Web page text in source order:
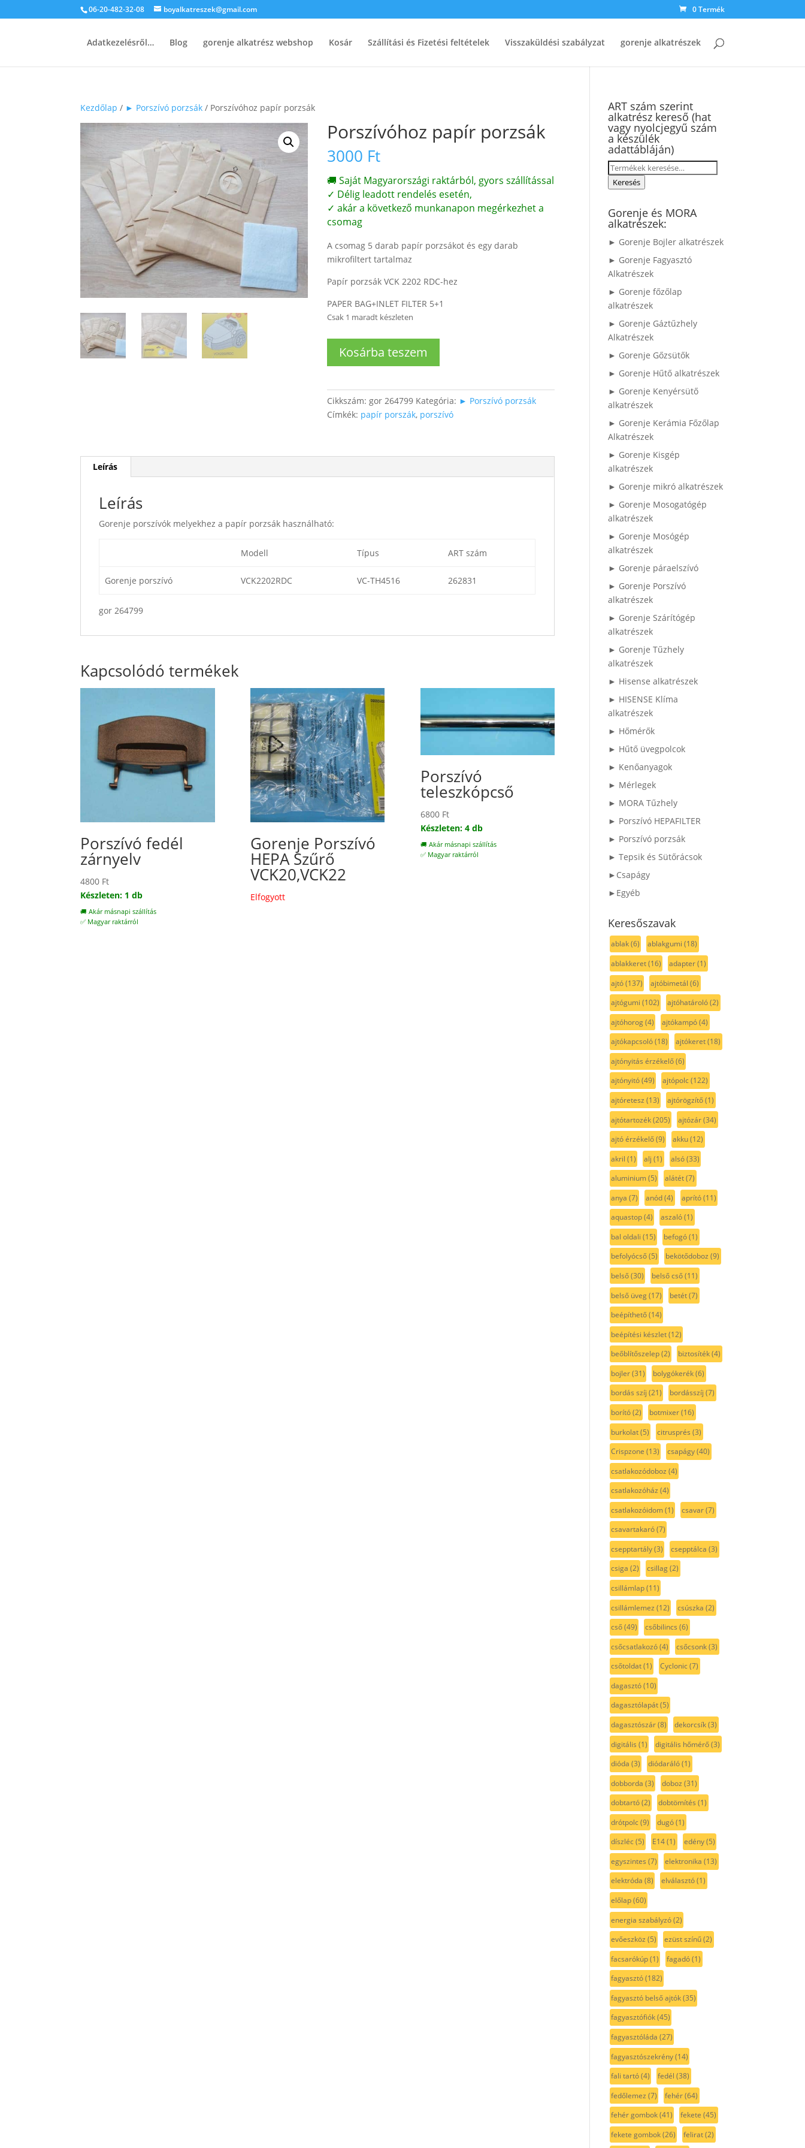
06-20-482-32-08 boyalkatreszek@gmail.com 0 Termék
Adatkezelésről… Blog gorenje alkatrész webshop Kosár Szállítási és Fizetési feltételek Visszaküldési szabályzat gorenje alkatrészek
Kezdőlap / ► Porszívó porzsák / Porszívóhoz papír porzsák
Porszívóhoz papír porzsák
3000 Ft
🚚 Saját Magyarországi raktárból, gyors szállítással
✓ Délig leadott rendelés esetén,
✓ akár a következő munkanapon megérkezhet a
csomag
A csomag 5 darab papír porzsákot és egy darab
mikrofiltert tartalmaz
Papír porzsák VCK 2202 RDC-hez
PAPER BAG+INLET FILTER 5+1
Csak 1 maradt készleten
Porszívóhoz
papírKosárba teszem
Cikkszám:gor 264799 Kategória: ► Porszívó porzsák
Címkék: papír porszák, porszívó
Leírás
Leírás
Gorenje porszívók melyekhez a papír porzsák használható:
Modell Típus ART szám
Gorenje porszívó VCK2202RDC VC-TH4516 262831
gor 264799
Kapcsolódó termékek
Porszívó fedél
zárnyelv
4800 Ft
Készleten: 1 db
🚚 Akár másnapi szállítás
✅ Magyar raktárról
Gorenje Porszívó
HEPA Szűrő
VCK20,VCK22
Elfogyott
Porszívó
teleszkópcső
6800 Ft
Készleten: 4 db
🚚 Akár másnapi szállítás
✅ Magyar raktárról
ART szám szerint
alkatrész kereső (hat
vagy nyolcjegyű szám
a készülék
adattábláján)
Keresés
a Keresés
Gorenje és MORA
alkatrészek:
► Gorenje Bojler alkatrészek
► Gorenje Fagyasztó
Alkatrészek
► Gorenje főzőlap
alkatrészek
► Gorenje Gáztűzhely
Alkatrészek
► Gorenje Gőzsütők
► Gorenje Hűtő alkatrészek
► Gorenje Kenyérsütő
alkatrészek
► Gorenje Kerámia Főzőlap
Alkatrészek
► Gorenje Kisgép
alkatrészek
► Gorenje mikró alkatrészek
► Gorenje Mosogatógép
alkatrészek
► Gorenje Mosógép
alkatrészek
► Gorenje páraelszívó
► Gorenje Porszívó
alkatrészek
► Gorenje Szárítógép
alkatrészek
► Gorenje Tűzhely
alkatrészek
► Hisense alkatrészek
► HISENSE Klíma
alkatrészek
► Hőmérők
► Hűtő üvegpolcok
► Kenőanyagok
► Mérlegek
► MORA Tűzhely
► Porszívó HEPAFILTER
► Porszívó porzsák
► Tepsik és Sütőrácsok
►Csapágy
►Egyéb
Keresőszavak
ablak(6) ablakgumi (18)
ablakkeret(16) adapter(1)
ajtó(137) ajtóbimetál (6)
ajtógumi (102) ajtóhatároló(2)
ajtóhorog(4) ajtókampó(4)
ajtókapcsoló(18) ajtókeret(18)
ajtónyitás érzékelő(6)
ajtónyitó(49) ajtópolc(122)
ajtóretesz (13) ajtórögzítő(1)
ajtótartozék(205) ajtózár(34)
ajtó érzékelő(9) akku(12)
akril (1) alj (1) alsó(33)
aluminium(5) alátét(7)
anya (7) anód(4) aprító(11)
aquastop(4) aszaló(1)
bal oldali (15) befogó(1)
befolyócső(5) bekötődoboz (9)
belső(30) belső cső(11)
belső üveg(17) betét(7)
beépíthető(14)
beépítési készlet(12)
beőblítőszelep(2) biztosíték(4)
bojler(31) bolygókerék(6)
bordás szíj (21) bordásszíj (7)
borító(2) botmixer(16)
burkolat(5) citrusprés (3)
Crispzone (13) csapágy(40)
csatlakozódoboz (4)
csatlakozóház (4)
csatlakozóidom(1) csavar(7)
csavartakaró(7)
csepptartály(3) csepptálca (3)
csiga (2) csillag(2)
csillámlap(11)
csillámlemez (12) csúszka (2)
cső(49) csőbilincs (6)
csőcsatlakozó(4) csőcsonk(3)
csőtoldat(1) Cyclonic(7)
dagasztó(10)
dagasztólapát(5)
dagasztószár(8) dekorcsík(3)
digitális (1) digitális hőmérő(3)
dióda (3) diódaráló(1)
dobborda (3) doboz (31)
dobtartó(2) dobtömítés (1)
drótpolc(9) dugó(1)
díszléc(5) E14(1) edény(5)
egyszintes (7) elektronika (13)
elektróda (8) elválasztó(1)
előlap(60)
energia szabályzó(2)
evőeszköz (5) ezüst színű(2)
facsarókúp(1) fagadó(1)
fagyasztó(182)
fagyasztó belső ajtók(35)
fagyasztófiók(45)
fagyasztóláda (27)
fagyasztószekrény(14)
fali tartó(4) fedél (38)
fedőlemez (7) fehér(64)
fehér gombok(41) fekete (45)
fekete gombok(26) felirat(2)